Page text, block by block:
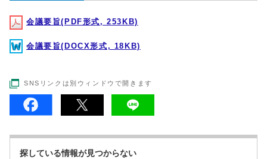
会議要旨(PDF形式, 253KB)
会議要旨(DOCX形式, 18KB)
SNSリンクは別ウィンドウで開きます
探している情報が見つからない